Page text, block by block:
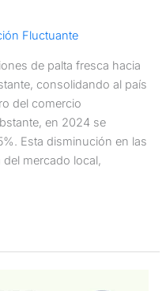
Fluctuante
de palta fresca hacia
consolidando al país
del comercio
en 2024 se
Esta disminución en las
mercado local,